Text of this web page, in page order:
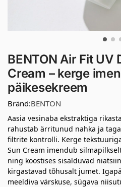
BENTON Air Fit UV
Cream – kerge
päikesekreem
Bränd:BENTON
Aasia vesinaba ekstraktiga
rahustab ärritunud nahka ja
filtrite kontrolli. Kerge
Sun Cream imendub
ning koostises sisalduvad
kirgastavad tõhusalt jumet.
meeldiva värskuse, sügava